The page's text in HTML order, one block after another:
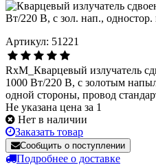
Артикул: 51221
RxM_Кварцевый излучатель
1000 Вт/220 В, с золотым
одной стороны, провод
Не указана цена за 1
Нет в наличии
Заказать товар
Сообщить о поступлении
Подробнее о доставке